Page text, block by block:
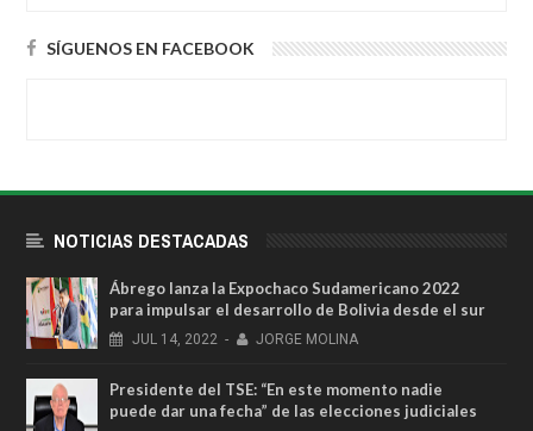
SÍGUENOS EN FACEBOOK
NOTICIAS DESTACADAS
Ábrego lanza la Expochaco Sudamericano 2022
para impulsar el desarrollo de Bolivia desde el sur
JUL 14, 2022 - JORGE MOLINA
Presidente del TSE: “En este momento nadie
puede dar una fecha” de las elecciones judiciales